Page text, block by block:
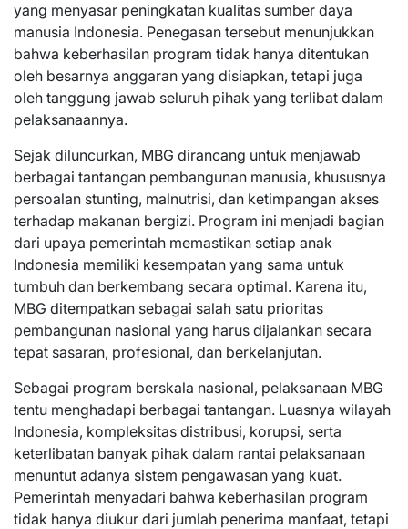
yang menyasar peningkatan kualitas sumber daya
manusia Indonesia. Penegasan tersebut menunjukkan
bahwa keberhasilan program tidak hanya ditentukan
oleh besarnya anggaran yang disiapkan, tetapi juga
oleh tanggung jawab seluruh pihak yang terlibat dalam
pelaksanaannya.
Sejak diluncurkan, MBG dirancang untuk menjawab
berbagai tantangan pembangunan manusia, khususnya
persoalan stunting, malnutrisi, dan ketimpangan akses
terhadap makanan bergizi. Program ini menjadi bagian
dari upaya pemerintah memastikan setiap anak
Indonesia memiliki kesempatan yang sama untuk
tumbuh dan berkembang secara optimal. Karena itu,
MBG ditempatkan sebagai salah satu prioritas
pembangunan nasional yang harus dijalankan secara
tepat sasaran, profesional, dan berkelanjutan.
Sebagai program berskala nasional, pelaksanaan MBG
tentu menghadapi berbagai tantangan. Luasnya wilayah
Indonesia, kompleksitas distribusi, korupsi, serta
keterlibatan banyak pihak dalam rantai pelaksanaan
menuntut adanya sistem pengawasan yang kuat.
Pemerintah menyadari bahwa keberhasilan program
tidak hanya diukur dari jumlah penerima manfaat, tetapi